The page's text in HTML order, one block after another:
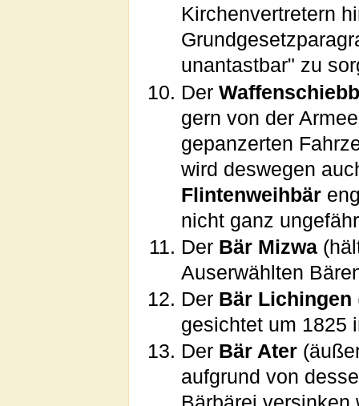
Kirchenvertretern
unantastbar" zu
Der
gern von der
gepanzerten
wird deswegen
Flintenweihbär
nicht ganz
Der Bär Mizwa
Auserwählten
Der Bär Lichingen
gesichtet um 1825
Der Bär Ater
aufgrund von